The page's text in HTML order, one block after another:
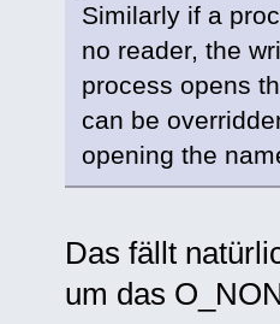
Similarly if a
no reader, the
process opens
can be
opening the
Das fällt
um das